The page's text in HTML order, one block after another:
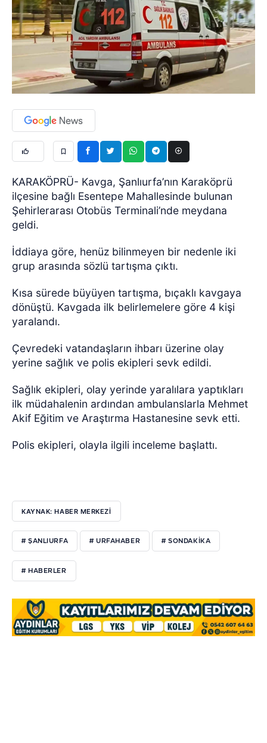
KARAKÖPRÜ- Kavga, Şanlıurfa’nın Karaköprü
ilçesine bağlı Esentepe Mahallesinde bulunan
Şehirlerarası Otobüs Terminali’nde meydana
geldi.
İddiaya göre, henüz bilinmeyen bir nedenle iki
grup arasında sözlü tartışma çıktı.
Kısa sürede büyüyen tartışma, bıçaklı kavgaya
dönüştü. Kavgada ilk belirlemelere göre 4 kişi
yaralandı.
Çevredeki vatandaşların ihbarı üzerine olay
yerine sağlık ve polis ekipleri sevk edildi.
Sağlık ekipleri, olay yerinde yaralılara yaptıkları
ilk müdahalenin ardından ambulanslarla Mehmet
Akif Eğitim ve Araştırma Hastanesine sevk etti.
Polis ekipleri, olayla ilgili inceleme başlattı.
KAYNAK: HABER MERKEZI
# ŞANLIURFA # URFAHABER # SONDAKİKA
# HABERLER